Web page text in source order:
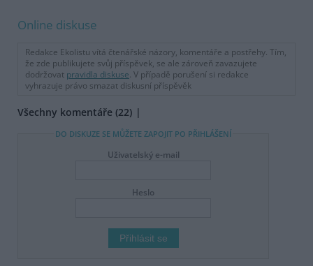
Online diskuse
Redakce Ekolistu vítá čtenářské názory, komentáře a postřehy. Tím,
že zde publikujete svůj příspěvek, se ale zároveň zavazujete
dodržovat pravidla diskuse. V případě porušení si redakce
vyhrazuje právo smazat diskusní příspěvěk
Všechny komentáře (22)
DO DISKUZE SE MŮŽETE ZAPOJIT PO PŘIHLÁŠENÍ
Uživatelský e-mail
Heslo